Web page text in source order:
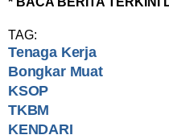
TAG:
Tenaga Kerja
Bongkar Muat
KSOP
TKBM
KENDARI